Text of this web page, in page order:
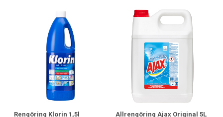
Rengöring Klorin 1,5l Allrengöring Ajax Original 5L